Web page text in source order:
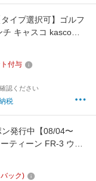
タイプ選択可】ゴルフ
チ キャスコ kasco
付与
認ください
税
発行中【08/04〜
ティーン FR-3 ウェ
Ver2 右利き用 2026
ウェッジ
ック)